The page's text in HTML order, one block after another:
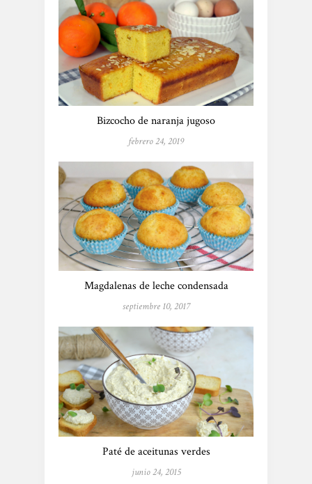
Bizcocho de naranja jugoso
febrero 24, 2019
Magdalenas de leche condensada
septiembre 10, 2017
Paté de aceitunas verdes
junio 24, 2015